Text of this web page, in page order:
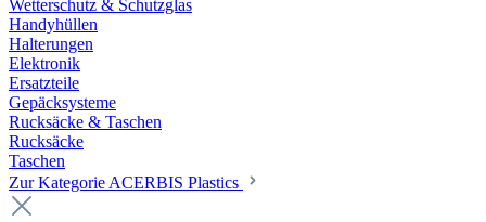
Wetterschutz & Schutzglas
Handyhüllen
Halterungen
Elektronik
Ersatzteile
Gepäcksysteme
Rucksäcke & Taschen
Rucksäcke
Taschen
Zur Kategorie ACERBIS Plastics